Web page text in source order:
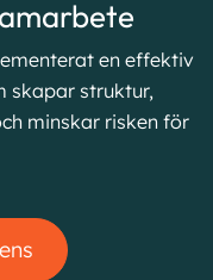
en effektiv
skapar struktur,
minskar risken för